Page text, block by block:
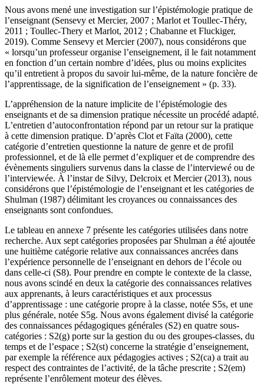
Nous avons mené une investigation sur l’épistémologie pratique de
l’enseignant (Sensevy et Mercier, 2007 ; Marlot et Toullec-Théry,
2011 ; Toullec-Thery et Marlot, 2012 ; Chabanne et Fluckiger,
2019). Comme Sensevy et Mercier (2007), nous considérons que
« lorsqu’un professeur organise l’enseignement, il le fait notamment
en fonction d’un certain nombre d’idées, plus ou moins explicites
qu’il entretient à propos du savoir lui-même, de la nature foncière de
l’apprentissage, de la signification de l’enseignement » (p. 33).
L’appréhension de la nature implicite de l’épistémologie des
enseignants et de sa dimension pratique nécessite un procédé adapté.
L’entretien d’autoconfrontation répond par un retour sur la pratique
à cette dimension pratique. D’après Clot et Faïta (2000), cette
catégorie d’entretien questionne la nature de genre et de profil
professionnel, et de là elle permet d’expliquer et de comprendre des
évènements singuliers survenus dans la classe de l’interviewé ou de
l’interviewée. À l’instar de Silvy, Delcroix et Mercier (2013), nous
considérons que l’épistémologie de l’enseignant et les catégories de
Shulman (1987) délimitant les croyances ou connaissances des
enseignants sont confondues.
Le tableau en annexe 7 présente les catégories utilisées dans notre
recherche. Aux sept catégories proposées par Shulman a été ajoutée
une huitième catégorie relative aux connaissances ancrées dans
l’expérience personnelle de l’enseignant en dehors de l’école ou
dans celle-ci (S8). Pour prendre en compte le contexte de la classe,
nous avons scindé en deux la catégorie des connaissances relatives
aux apprenants, à leurs caractéristiques et aux processus
d’apprentissage : une catégorie propre à la classe, notée S5s, et une
plus générale, notée S5g. Nous avons également divisé la catégorie
des connaissances pédagogiques générales (S2) en quatre sous-
catégories : S2(g) porte sur la gestion du ou des groupes-classes, du
temps et de l’espace ; S2(st) concerne la stratégie d’enseignement,
par exemple la référence aux pédagogies actives ; S2(ca) a trait au
respect des contraintes de l’activité, de la tâche prescrite ; S2(em)
représente l’enrôlement moteur des élèves.